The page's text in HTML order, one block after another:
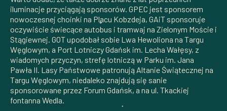
iluminacje przyciągają sponsorów. GPEC jest sponsorem
nowoczesnej choinki na Placu Kobzdeja, GAiT sponsoruje
oczywiście świecące autobus i tramwaj na Zielonym Moście i
Stągiewnej. GOT upodobał sobie Lwa Hewoliona na Targu
Węglowym, a Port Lotniczy Gdańsk im. Lecha Wałęsy, z
wiadomych przyczyn, strefę lotniczą w Parku im. Jana
Pawła II. Lasy Państwowe patronują Altanie Świątecznej na
Targu Węglowym, niedaleko znajdują się sanie
sponsorowane przez Forum Gdańsk, a na ul. Tkackiej
fontanna Wedla.